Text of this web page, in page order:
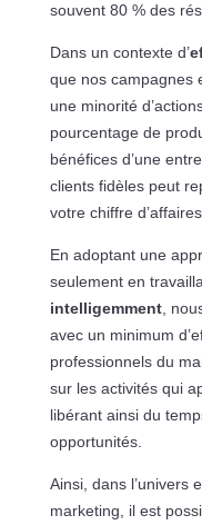
souvent 80 % des
Dans un contexte d’
que nos campagnes
une minorité
pourcentage de
bénéfices d’une
clients fidèles peut
votre chiffre d’affaires.
En adoptant une
seulement en
intelligemment,
avec un minimum
professionnels du
sur les activités qui
libérant ainsi du
opportunités.
Ainsi, dans l’univers
marketing, il est